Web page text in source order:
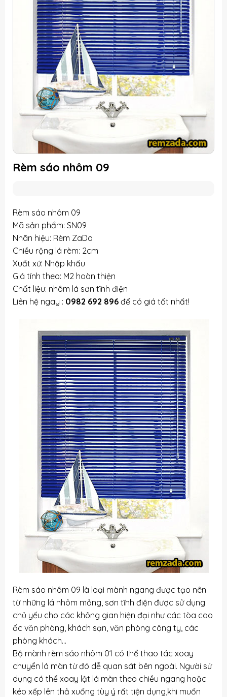
Rèm sáo nhôm 09
Rèm sáo nhôm 09
Mã sản phẩm: SN09
Nhãn hiệu: Rèm ZaDa
Chiều rộng lá rèm: 2cm
Xuất xứ: Nhập khẩu
Giá tính theo: M2 hoàn thiện
Chất liệu: nhôm lá sơn tĩnh điện
Liên hệ ngay : 0982 692 896để có giá tốt nhất!
Rèm sáo nhôm 09 là loại mành ngang được tạo nên
từ những lá nhôm mỏng, sơn tĩnh điện được sử dụng
chủ yếu cho các không gian hiện đại như các tòa cao
ốc văn phòng, khách sạn, văn phòng công ty, các
phòng khách…
Bộ mành rèm sáo nhôm 01 có thể thao tác xoay
chuyển lá màn từ đó dễ quan sát bên ngoài. Người sử
dụng có thể xoay lật lá màn theo chiều ngang hoặc
kéo xếp lên thả xuống tùy ý rất tiện dụng,khi muốn